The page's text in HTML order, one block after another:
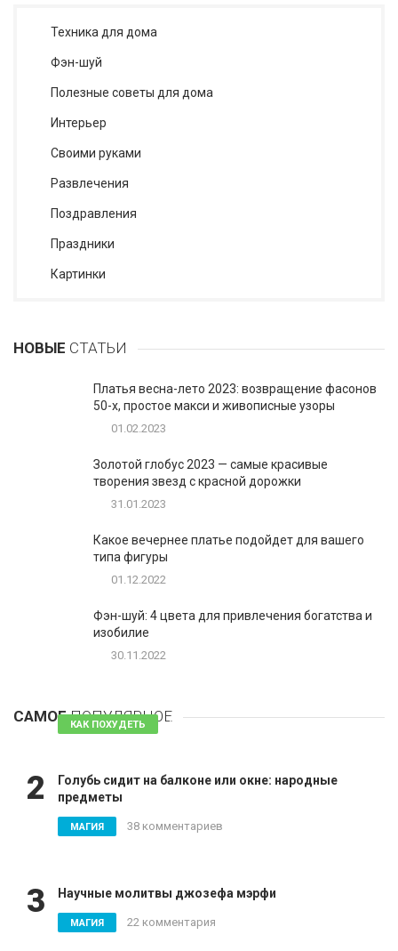
Техника для дома
Фэн-шуй
Полезные советы для дома
Интерьер
Своими руками
Развлечения
Поздравления
Праздники
Картинки
НОВЫЕ СТАТЬИ
Платья весна-лето 2023: возвращение фасонов
50-х, простое макси и живописные узоры
01.02.2023
Золотой глобус 2023 — самые красивые
творения звезд с красной дорожки
31.01.2023
Какое вечернее платье подойдет для вашего
типа фигуры
01.12.2022
Фэн-шуй: 4 цвета для привлечения богатства и
изобилие
30.11.2022
САМОЕПОПУЛЯРНОЕ
КАК ПОХУДЕТЬ 81 комментарий
2
Голубь сидит на балконе или окне: народные
предметы
МАГИЯ 38 комментариев
3 Научные молитвы джозефа мэрфи
МАГИЯ 22 комментария